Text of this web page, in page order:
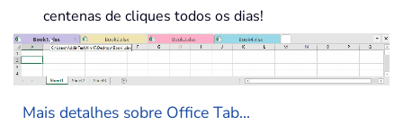
centenas de cliques todos os dias!
Mais detalhes sobre Office Tab...